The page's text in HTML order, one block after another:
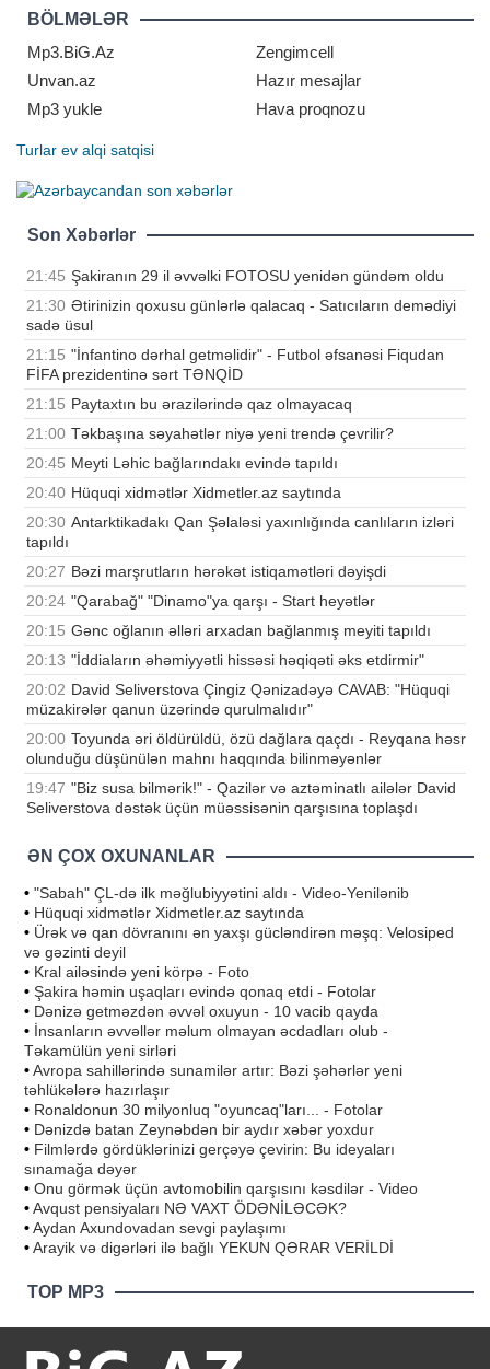
DİM-in elektron imtahanlar
korpusunda (Binəqədi rayonu,
S.S.Axundov, 50. TÜRKPA-nın yanı)
və Naxçıvan şəhəri 4 sayl
BÖLMƏLƏR
Mp3.BiG.Az
Zengimcell
Unvan.az
Hazır mesajlar
Mp3 yukle
Hava proqnozu
Turlar ev alqi satqisi
Son Xəbərlər
21:45 Şakiranın 29 il əvvəlki FOTOSU yenidən gündəm oldu
21:30 Ətirinizin qoxusu günlərlə qalacaq - Satıcıların demədiyi
sadə üsul
21:15 "İnfantino dərhal getməlidir" - Futbol əfsanəsi Fiqudan
FİFA prezidentinə sərt TƏNQİD
21:15 Paytaxtın bu ərazilərində qaz olmayacaq
21:00 Təkbaşına səyahətlər niyə yeni trendə çevrilir?
20:45 Meyti Ləhic bağlarındakı evində tapıldı
20:40 Hüquqi xidmətlər Xidmetler.az saytında
20:30 Antarktikadakı Qan Şəlaləsi yaxınlığında canlıların izləri
tapıldı
20:27 Bəzi marşrutların hərəkət istiqamətləri dəyişdi
20:24 "Qarabağ" "Dinamo"ya qarşı - Start heyətlər
20:15 Gənc oğlanın əlləri arxadan bağlanmış meyiti tapıldı
20:13 "İddiaların əhəmiyyətli hissəsi həqiqəti əks etdirmir"
20:02 David Seliverstova Çingiz Qənizadəyə CAVAB: "Hüquqi
müzakirələr qanun üzərində qurulmalıdır"
20:00 Toyunda əri öldürüldü, özü dağlara qaçdı - Reyqana həsr
olunduğu düşünülən mahnı haqqında bilinməyənlər
19:47 "Biz susa bilmərik!" - Qazilər və aztəminatlı ailələr David
Seliverstova dəstək üçün müəssisənin qarşısına toplaşdı
ƏN ÇOX OXUNANLAR
• "Sabah" ÇL-də ilk məğlubiyyətini aldı - Video-Yenilənib
• Hüquqi xidmətlər Xidmetler.az saytında
• Ürək və qan dövranını ən yaxşı gücləndirən məşq: Velosiped
və gəzinti deyil
• Kral ailəsində yeni körpə - Foto
• Şakira həmin uşaqları evində qonaq etdi - Fotolar
• Dənizə getməzdən əvvəl oxuyun - 10 vacib qayda
• İnsanların əvvəllər məlum olmayan əcdadları olub -
Təkamülün yeni sirləri
•Avropa sahillərində sunamilər artır: Bəzi şəhərlər yeni
təhlükələrə hazırlaşır
• Ronaldonun 30 milyonluq "oyuncaq"ları... - Fotolar
• Dənizdə batan Zeynəbdən bir aydır xəbər yoxdur
• Filmlərdə gördüklərinizi gerçəyə çevirin: Bu ideyaları
sınamağa dəyər
• Onu görmək üçün avtomobilin qarşısını kəsdilər - Video
•Avqust pensiyaları NƏ VAXT ÖDƏNİLƏCƏK?
•Aydan Axundovadan sevgi paylaşımı
•Arayik və digərləri ilə bağlı YEKUN QƏRAR VERİLDİ
TOP MP3